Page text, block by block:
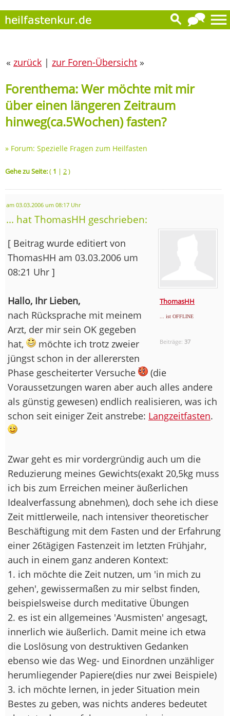
« zurück | zur Foren-Übersicht »
Forenthema: Wer möchte mit mir
über einen längeren Zeitraum
hinweg(ca.5Wochen) fasten?
» Forum: Spezielle Fragen zum Heilfasten
Gehe zu Seite:( 1 | 2)
am 03.03.2006 um 08:17 Uhr
... hat ThomasHH geschrieben:
ThomasHH
... ist OFFLINE
Beiträge:37
[ Beitrag wurde editiert von
ThomasHH am 03.03.2006 um
08:21 Uhr ]
Hallo, Ihr Lieben,
nach Rücksprache mit meinem
Arzt, der mir sein OK gegeben
hat,
möchte ich trotz zweier
jüngst schon in der allerersten
Phase gescheiterter Versuche
(die
Voraussetzungen waren aber auch alles andere
als günstig gewesen) endlich realisieren, was ich
schon seit einiger Zeit anstrebe: Langzeitfasten.
Zwar geht es mir vordergründig auch um die
Reduzierung meines Gewichts(exakt 20,5kg muss
ich bis zum Erreichen meiner äußerlichen
Idealverfassung abnehmen), doch sehe ich diese
Zeit mittlerweile, nach intensiver theoretischer
Beschäftigung mit dem Fasten und der Erfahrung
einer 26tägigen Fastenzeit im letzten Frühjahr,
auch in einem ganz anderen Kontext:
1. ich möchte die Zeit nutzen, um 'in mich zu
gehen', gewissermaßen zu mir selbst finden,
beispielsweise durch meditative Übungen
2. es ist ein allgemeines 'Ausmisten' angesagt,
innerlich wie äußerlich. Damit meine ich etwa
die Loslösung von destruktiven Gedanken
ebenso wie das Weg- und Einordnen unzähliger
herumliegender Papiere(dies nur zwei Beispiele)
3. ich möchte lernen, in jeder Situation mein
Bestes zu geben, was nichts anderes bedeutet